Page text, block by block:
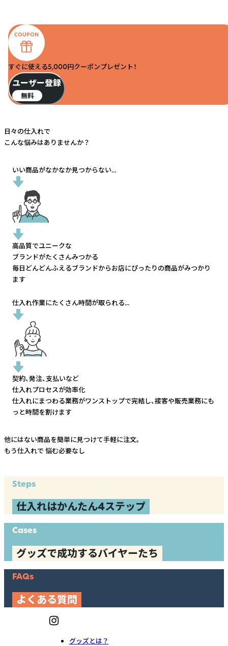
すぐに使える5,000円クーポンプレゼント！
ユーザー登録
無料
日々の仕入れで
こんな悩みはありませんか？
いい商品がなかなか見つからない...
高品質でユニークな
ブランドがたくさんみつかる
毎日どんどんふえるブランドからお店にぴったりの商品がみつかり
ます
仕入れ作業にたくさん時間が取られる...
契約、発注、支払いなど
仕入れプロセスが効率化
仕入れにまつわる業務がワンストップで完結し、接客や販売業務にも
っと時間を割けます
他にはない商品を簡単に見つけて手軽に注文。
もう仕入れで 悩む必要なし
Steps
仕入れはかんたん4ステップ
Cases
グッズで成功するバイヤーたち
FAQs
よくある質問
グッズとは？